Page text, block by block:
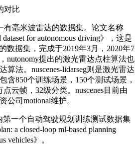
对比
有毫米波雷达的数据集。论文名称
dataset for autonomous driving》，这是
数据集，完成于2019年3月，2020年7
，nutonomy提出的激光雷达点柱算法也
算法。nuscenes-lidarseg则是激光雷达
含850个训练场景，150个测试场景，
云帧，32级分类。nuscenes目前由
公司motional维护。
第一个自动驾驶规划训练测试数据集
a closed-loop ml-based planning
vehicles》。